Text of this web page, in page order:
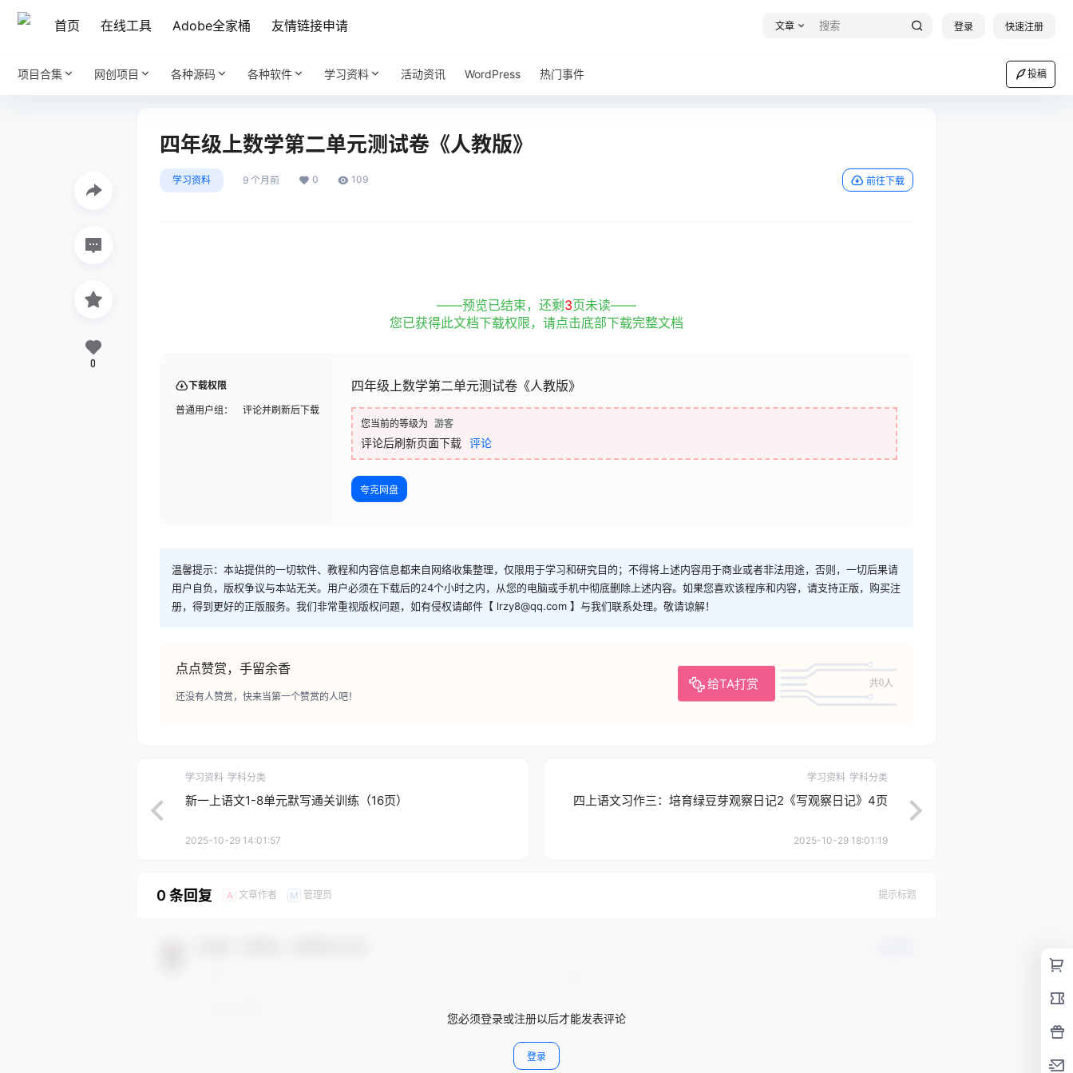
首页 在线工具 Adobe全家桶 友情链接申请 文章 登录 快速注册
项目合集 网创项目 各种源码 各种软件 学习资料 活动资讯 WordPress 热门事件 投稿
四年级上数学第二单元测试卷《人教版》
学习资料 9 个月前 0 109 前往下载
——预览已结束，还剩 3页未读——
您已获得此文档下载权限，请点击底部下载完整文档
下载权限
普通用户组： 评论并刷新后下载
四年级上数学第二单元测试卷《人教版》
您当前的等级为 游客
评论后刷新页面下载 评论
夸克网盘
温馨提示：本站提供的一切软件、教程和内容信息都来自网络收集整理，仅限用于学习和研究目的；不得将上述内容用于商业或者非法用途，否则，一切后果请
用户自负，版权争议与本站无关。用户必须在下载后的24个小时之内，从您的电脑或手机中彻底删除上述内容。如果您喜欢该程序和内容，请支持正版，购买注
册，得到更好的正版服务。我们非常重视版权问题，如有侵权请邮件【 lrzy8@qq.com 】与我们联系处理。敬请谅解！
点点赞赏，手留余香
给TA打赏 共0人
还没有人赞赏，快来当第一个赞赏的人吧！
0
学习资料 学科分类
新一上语文1-8单元默写通关训练（16页）
2025-10-29 14:01:57
学习资料 学科分类
四上语文习作三：培育绿豆芽观察日记2《写观察日记》4页
2025-10-29 18:01:19
0 条回复 A 文章作者 M 管理员 提示标题
您必须登录或注册以后才能发表评论
登录